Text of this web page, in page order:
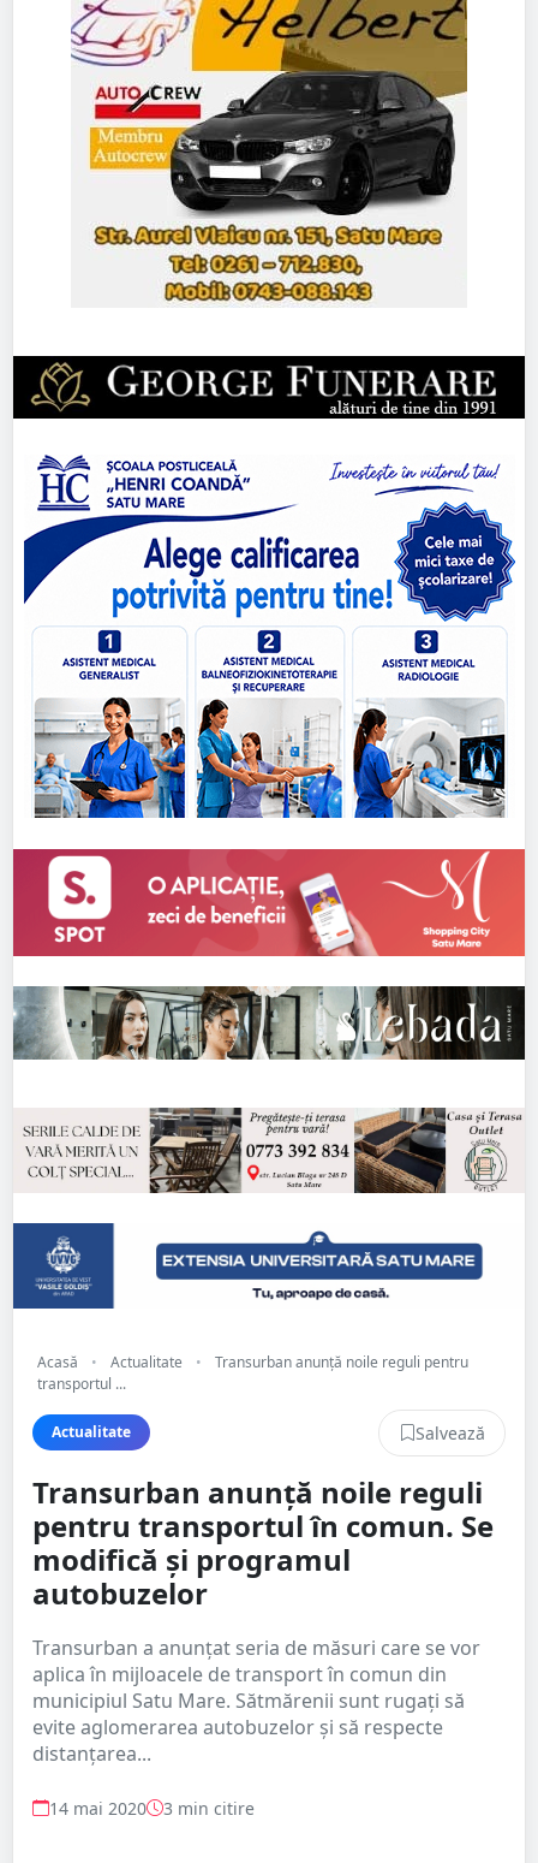
Acasă • Actualitate •
Transurban anunță noile reguli pentru
transportul ...
Actualitate Salvează
Transurban anunță noile reguli
pentru transportul în comun. Se
modifică și programul
autobuzelor
Transurban a anunțat seria de măsuri care se vor
aplica în mijloacele de transport în comun din
municipiul Satu Mare. Sătmărenii sunt rugați să
evite aglomerarea autobuzelor și să respecte
distanțarea...
14 mai 2020 3 min citire